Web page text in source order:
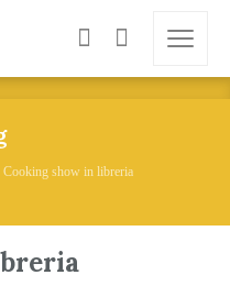
Cooking show in libreria